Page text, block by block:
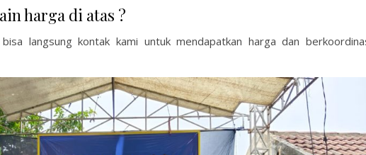
harga di atas ?
langsung kontak kami untuk mendapatkan harga dan